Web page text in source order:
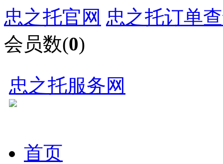
忠之托官网 忠之托订单
会员数(0)
忠之托服务网
首页